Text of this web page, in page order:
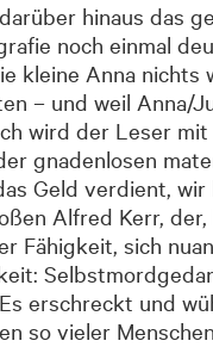
hinaus das
noch einmal
kleine Anna
– und weil Anna/
wird der Leser
gnadenlosen
Geld verdient,
Alfred Kerr,
Fähigkeit, sich
erschreckt und
so vieler